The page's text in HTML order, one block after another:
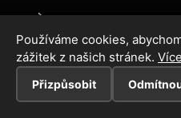
Používáme cookies,
zážitek z našich stránek.
Přizpůsobit